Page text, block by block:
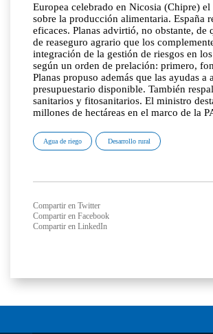
Europea celebrado en Nicosia (Chipre)
sobre la producción alimentaria. España
eficaces. Planas advirtió, no obstante,
de reaseguro agrario que los
integración de la gestión de riesgos en
según un orden de prelación: primero,
Planas propuso además que las ayudas
presupuestario disponible. También
sanitarios y fitosanitarios. El ministro
millones de hectáreas en el marco de la
Agua de riego Desarrollo rural
Compartir en Twitter
Compartir en Facebook
Compartir en LinkedIn